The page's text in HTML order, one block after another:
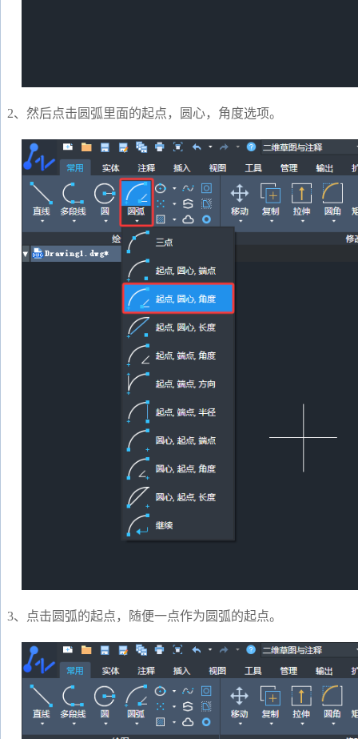
2、然后点击圆弧里面的起点，圆心，角度选项。
3、点击圆弧的起点，随便一点作为圆弧的起点。